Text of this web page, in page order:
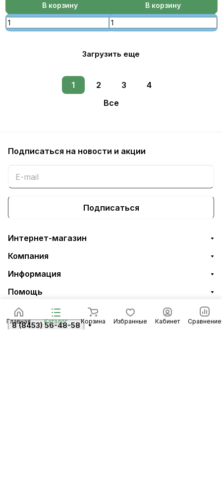
В корзину В корзину
Загрузить еще
1 2 3
4
Все
Главная Каталог Корзина Избранные Кабинет Сравнение
Подписаться на новости и акции
Подписаться
Интернет-магазин
Компания
Информация
Помощь
8 (8453) 56-48-58